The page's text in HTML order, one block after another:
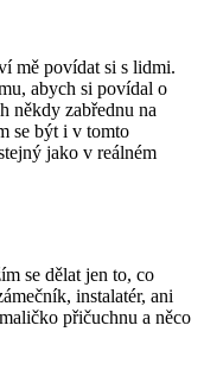
mě povídat si s lidmi.
abych si povídal o
někdy zabřednu na
se být i v tomto
jako v reálném
se dělat jen to, co
instalatér, ani
přičuchnu a něco